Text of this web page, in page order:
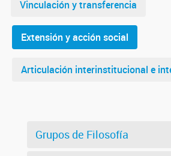
Vinculación y transferencia
Extensión y acción social
Articulación interinstitucional e
Grupos de Filosofía